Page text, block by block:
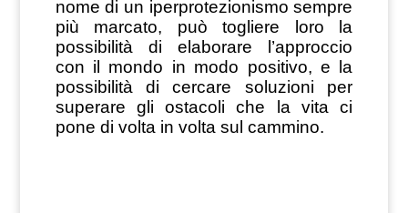
nome di un iperprotezionismo sempre
più marcato, può togliere loro la
possibilità di elaborare l’approccio
con il mondo in modo positivo, e la
possibilità di cercare soluzioni per
superare gli ostacoli che la vita ci
pone di volta in volta sul cammino.